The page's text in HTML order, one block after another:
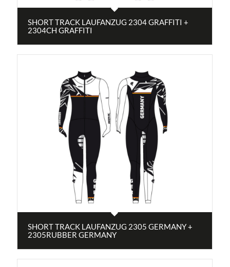
SHORT TRACK LAUFANZUG 2304 GRAFFITI +
2304CH GRAFFITI
SHORT TRACK LAUFANZUG 2305 GERMANY +
2305RUBBER GERMANY